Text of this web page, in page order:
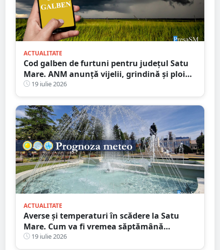
ACTUALITATE
Cod galben de furtuni pentru județul Satu
Mare. ANM anunță vijelii, grindină și ploi
torențiale
19 iulie 2026
ACTUALITATE
Averse și temperaturi în scădere la Satu
Mare. Cum va fi vremea săptămână
următoare
19 iulie 2026